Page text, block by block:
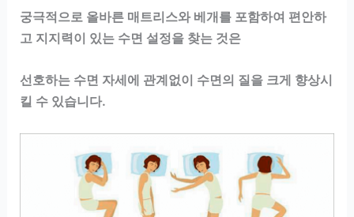
궁극적으로 올바른 매트리스와 베개를 포함하여 편안하
고 지지력이 있는 수면 설정을 찾는 것은
선호하는 수면 자세에 관계없이 수면의 질을 크게 향상시
킬 수 있습니다.